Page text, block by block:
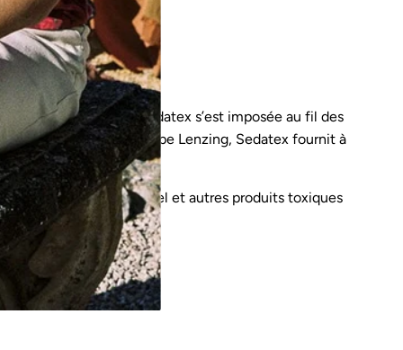
de haute qualité. Sedatex s’est imposée au fil des
étroite avec le groupe Lenzing, Sedatex fournit à
environnementale.
contient pas de nickel et autres produits toxiques